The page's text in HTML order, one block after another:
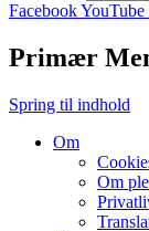
FacebookYouTube
Primær
Spring til indhold
Om
Om